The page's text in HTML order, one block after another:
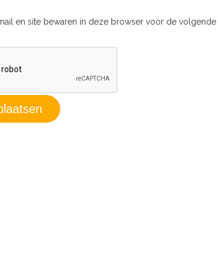
en site bewaren in deze browser voor de volgende